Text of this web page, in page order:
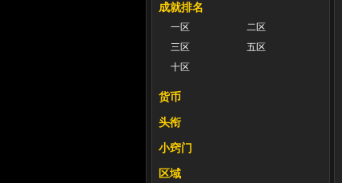
成就排名
一区
二区
三区
五区
十区
货币
头衔
小窍门
区域